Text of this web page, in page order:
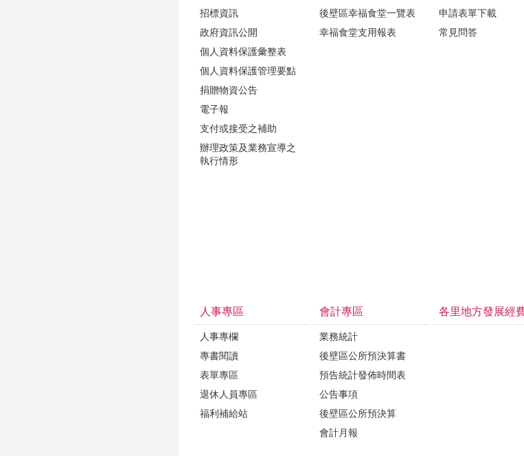
招標資訊
政府資訊公開
個人資料保護彙整表
個人資料保護管理要點
捐贈物資公告
電子報
支付或接受之補助
辦理政策及業務宣導之
執行情形
後壁區幸福食堂一覽表
幸福食堂支用報表
申請表單下載
常見問答
人事專區
人事專欄
專書閱讀
表單專區
退休人員專區
福利補給站
會計專區
業務統計
後壁區公所預決算書
預告統計發佈時間表
公告事項
後壁區公所預決算
會計月報
各里地方發展經